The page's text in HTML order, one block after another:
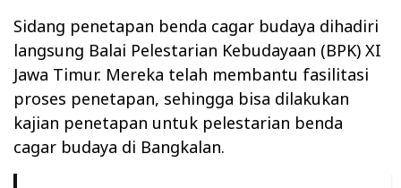
Sidang penetapan benda cagar budaya dihadiri
langsung Balai Pelestarian Kebudayaan (BPK) XI
Jawa Timur. Mereka telah membantu fasilitasi
proses penetapan, sehingga bisa dilakukan
kajian penetapan untuk pelestarian benda
cagar budaya di Bangkalan.